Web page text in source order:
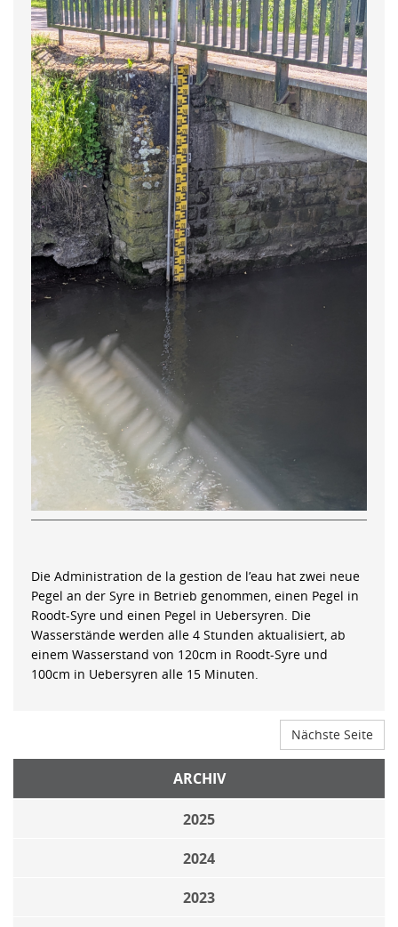
Die Administration de la gestion de l’eau hat zwei neue
Pegel an der Syre in Betrieb genommen, einen Pegel in
Roodt-Syre und einen Pegel in Uebersyren. Die
Wasserstände werden alle 4 Stunden aktualisiert, ab
einem Wasserstand von 120cm in Roodt-Syre und
100cm in Uebersyren alle 15 Minuten.
Nächste Seite
ARCHIV
2025
2024
2023